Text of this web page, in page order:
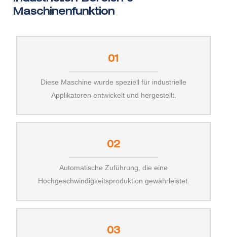
Maschinenfunktion
01
Diese Maschine wurde speziell für industrielle
Applikatoren entwickelt und hergestellt.
02
Automatische Zuführung, die eine
Hochgeschwindigkeitsproduktion gewährleistet.
03